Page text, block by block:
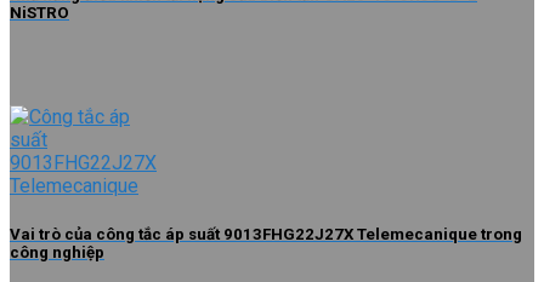
NiSTRO
Vai trò của công tắc áp suất 9013FHG22J27X Telemecanique trong
công nghiệp